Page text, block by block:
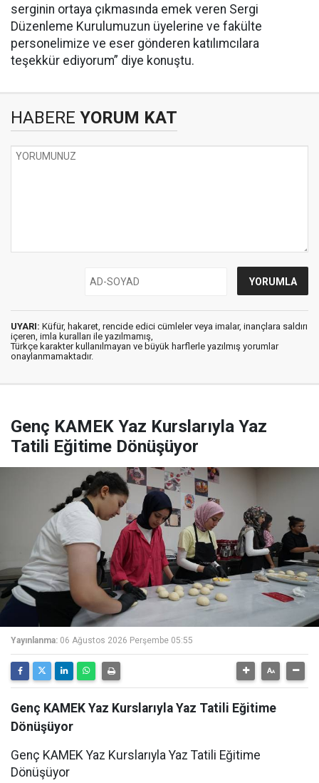
serginin ortaya çıkmasında emek veren Sergi
Düzenleme Kurulumuzun üyelerine ve fakülte
personelimize ve eser gönderen katılımcılara
teşekkür ediyorum” diye konuştu.
HABERE YORUM KAT
UYARI: Küfür, hakaret, rencide edici cümleler veya imalar, inançlara saldırı
içeren, imla kuralları ile yazılmamış,
Türkçe karakter kullanılmayan ve büyük harflerle yazılmış yorumlar
onaylanmamaktadır.
Genç KAMEK Yaz Kurslarıyla Yaz
Tatili Eğitime Dönüşüyor
Yayınlanma: 06 Ağustos 2026 Perşembe 05:55
Genç KAMEK Yaz Kurslarıyla Yaz Tatili Eğitime
Dönüşüyor
Genç KAMEK Yaz Kurslarıyla Yaz Tatili Eğitime
Dönüşüyor